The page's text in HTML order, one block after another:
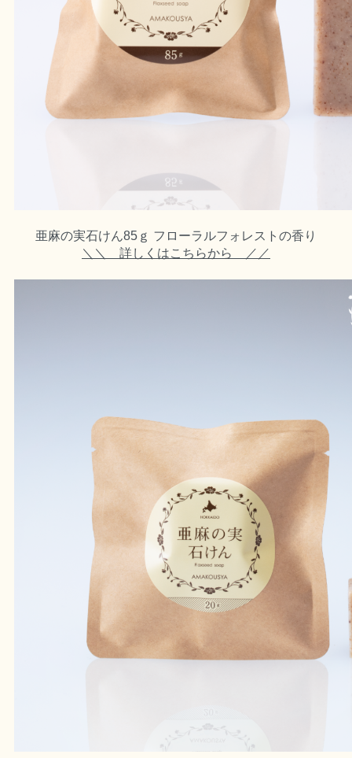
亜麻の実石けん85ｇ フローラルフォレストの香り
＼＼ 詳しくはこちらから ／／